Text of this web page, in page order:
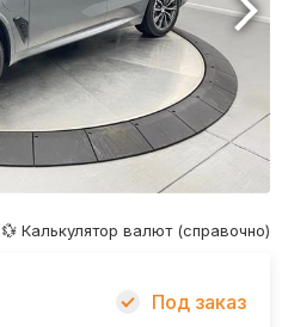
💱 Калькулятор валют (справочно)
Под заказ